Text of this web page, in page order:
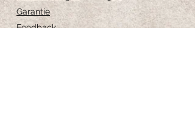
Garantie
Feedback